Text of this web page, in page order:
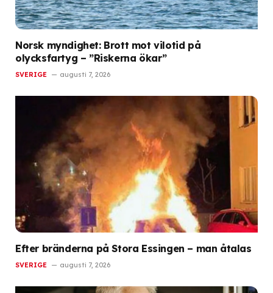
Norsk myndighet: Brott mot vilotid på
olycksfartyg – ”Riskerna ökar”
SVERIGE augusti 7, 2026
Efter bränderna på Stora Essingen – man åtalas
SVERIGE augusti 7, 2026